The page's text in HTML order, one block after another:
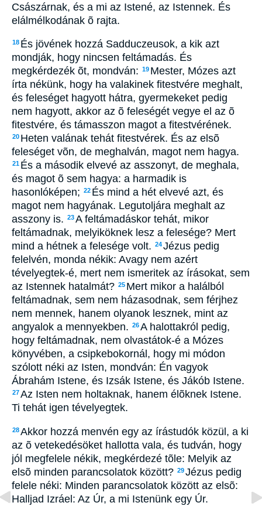
Császárnak, és a mi az Istené, az Istennek. És
elálmélkodának õ rajta.
18 És jövének hozzá Sadduczeusok, a kik azt
mondják, hogy nincsen feltámadás. És
megkérdezék õt, mondván: 19 Mester, Mózes azt
írta nékünk, hogy ha valakinek fitestvére meghalt,
és feleséget hagyott hátra, gyermekeket pedig
nem hagyott, akkor az õ feleségét vegye el az õ
fitestvére, és támasszon magot a fitestvérének.
20 Heten valának tehát fitestvérek. És az elsõ
feleséget võn, de meghalván, magot nem hagya.
21 És a második elvevé az asszonyt, de meghala,
és magot õ sem hagya: a harmadik is
hasonlóképen; 22 És mind a hét elvevé azt, és
magot nem hagyának. Legutoljára meghalt az
asszony is. 23A feltámadáskor tehát, mikor
feltámadnak, melyiköknek lesz a felesége? Mert
mind a hétnek a felesége volt. 24Jézus pedig
felelvén, monda nékik: Avagy nem azért
tévelyegtek-é, mert nem ismeritek az írásokat, sem
az Istennek hatalmát? 25 Mert mikor a halálból
feltámadnak, sem nem házasodnak, sem férjhez
nem mennek, hanem olyanok lesznek, mint az
angyalok a mennyekben. 26A halottakról pedig,
hogy feltámadnak, nem olvastátok-é a Mózes
könyvében, a csipkebokornál, hogy mi módon
szólott néki az Isten, mondván: Én vagyok
Ábrahám Istene, és Izsák Istene, és Jákób Istene.
27Az Isten nem holtaknak, hanem élõknek Istene.
Ti tehát igen tévelyegtek.
28Akkor hozzá menvén egy az írástudók közül, a ki
az õ vetekedésöket hallotta vala, és tudván, hogy
jól megfelele nékik, megkérdezé tõle: Melyik az
elsõ minden parancsolatok között? 29Jézus pedig
felele néki: Minden parancsolatok között az elsõ:
Halljad Izráel: Az Úr, a mi Istenünk egy Úr.